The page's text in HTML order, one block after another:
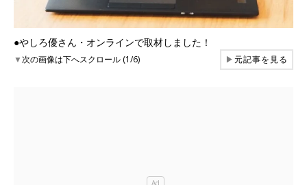
●やしろ優さん・オンラインで取材しました！
▼次の画像は下へスクロール (1/6) ▶元記事を見る